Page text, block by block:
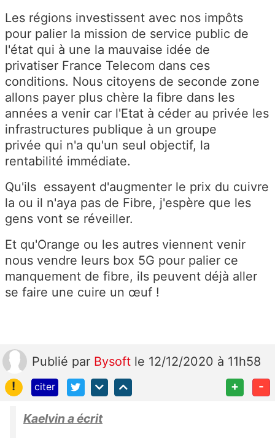
Les régions investissent avec nos impôts
pour palier la mission de service public de
l'état qui à une la mauvaise idée de
privatiser France Telecom dans ces
conditions. Nous citoyens de seconde zone
allons payer plus chère la fibre dans les
années a venir car l'Etat à céder au privée les
infrastructures publique à un groupe
privée qui n'a qu'un seul objectif, la
rentabilité immédiate.
Qu'ils essayent d'augmenter le prix du cuivre
la ou il n'aya pas de Fibre, j'espère que les
gens vont se réveiller.
Et qu'Orange ou les autres viennent venir
nous vendre leurs box 5G pour palier ce
manquement de fibre, ils peuvent déjà aller
se faire une cuire un œuf !
Publié par Bysoft le 12/12/2020 à 11h58
!
citer + -
Kaelvin a écrit